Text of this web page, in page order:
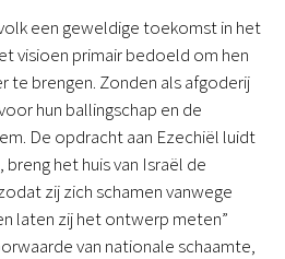
een geweldige toekomst in het
visioen primair bedoeld om hen
te brengen. Zonden als afgoderij
hun ballingschap en de
De opdracht aan Ezechiël luidt
breng het huis van Israël de
zij zich schamen vanwege
laten zij het ontwerp meten”
van nationale schaamte,